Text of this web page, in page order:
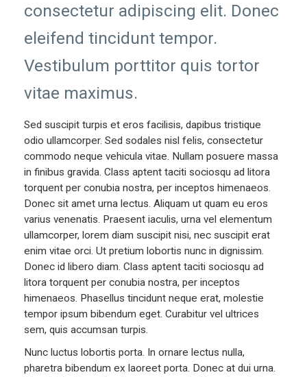
consectetur adipiscing elit. Donec
eleifend tincidunt tempor.
Vestibulum porttitor quis tortor
vitae maximus.
Sed suscipit turpis et eros facilisis, dapibus tristique
odio ullamcorper. Sed sodales nisl felis, consectetur
commodo neque vehicula vitae. Nullam posuere massa
in finibus gravida. Class aptent taciti sociosqu ad litora
torquent per conubia nostra, per inceptos himenaeos.
Donec sit amet urna lectus. Aliquam ut quam eu eros
varius venenatis. Praesent iaculis, urna vel elementum
ullamcorper, lorem diam suscipit nisi, nec suscipit erat
enim vitae orci. Ut pretium lobortis nunc in dignissim.
Donec id libero diam. Class aptent taciti sociosqu ad
litora torquent per conubia nostra, per inceptos
himenaeos. Phasellus tincidunt neque erat, molestie
tempor ipsum bibendum eget. Curabitur vel ultrices
sem, quis accumsan turpis.
Nunc luctus lobortis porta. In ornare lectus nulla,
pharetra bibendum ex laoreet porta. Donec at dui urna.